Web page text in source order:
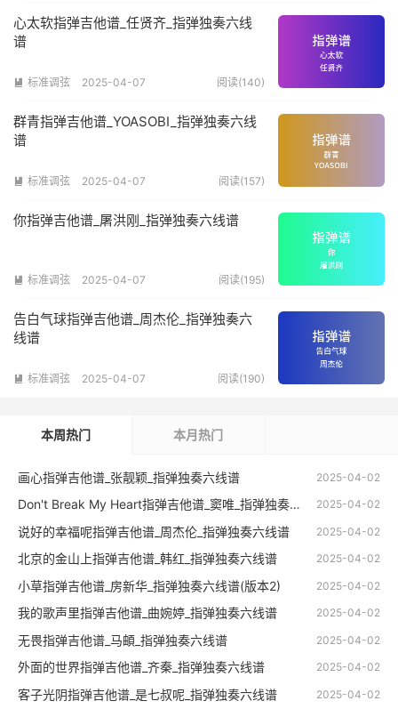
心太软指弹吉他谱_任贤齐_指弹独奏六线
谱
 标准调弦 2025-04-07 阅读(140)
群青指弹吉他谱_YOASOBI_指弹独奏六线
谱
 标准调弦 2025-04-07 阅读(157)
你指弹吉他谱_屠洪刚_指弹独奏六线谱
 标准调弦 2025-04-07 阅读(195)
告白气球指弹吉他谱_周杰伦_指弹独奏六
线谱
 标准调弦 2025-04-07 阅读(190)
本周热门 本月热门
2025-04-02
画心指弹吉他谱_张靓颖_指弹独奏六线谱
2025-04-02
Don't Break My Heart指弹吉他谱_窦唯_指弹独奏六线谱
2025-04-02
说好的幸福呢指弹吉他谱_周杰伦_指弹独奏六线谱
2025-04-02
北京的金山上指弹吉他谱_韩红_指弹独奏六线谱
2025-04-02
小草指弹吉他谱_房新华_指弹独奏六线谱(版本2)
2025-04-02
我的歌声里指弹吉他谱_曲婉婷_指弹独奏六线谱
2025-04-02
无畏指弹吉他谱_马頔_指弹独奏六线谱
2025-04-02
外面的世界指弹吉他谱_齐秦_指弹独奏六线谱
2025-04-02
客子光阴指弹吉他谱_是七叔呢_指弹独奏六线谱